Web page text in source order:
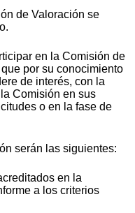
de Valoración se
en la Comisión de
por su conocimiento
de interés, con la
Comisión en sus
o en la fase de
serán las siguientes:
en la
a los criterios